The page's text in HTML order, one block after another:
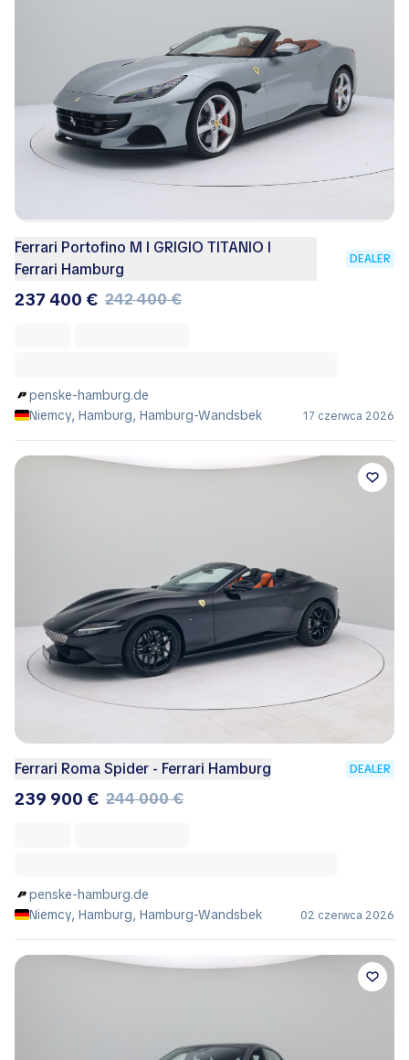
Ferrari Portofino M I GRIGIO TITANIO I
Ferrari Hamburg
DEALER
237 400 € 242 400 €
penske-hamburg.de
Niemcy, Hamburg, Hamburg-Wandsbek
17 czerwca 2026
Ferrari Roma Spider - Ferrari Hamburg DEALER
239 900 € 244 000 €
penske-hamburg.de
Niemcy, Hamburg, Hamburg-Wandsbek
02 czerwca 2026